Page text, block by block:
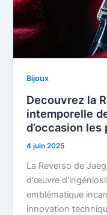
Bijoux
Decouvrez la
intemporelle
d’occasion
4 juin 2025
La Reverso de
d'œuvre
emblématique
innovation